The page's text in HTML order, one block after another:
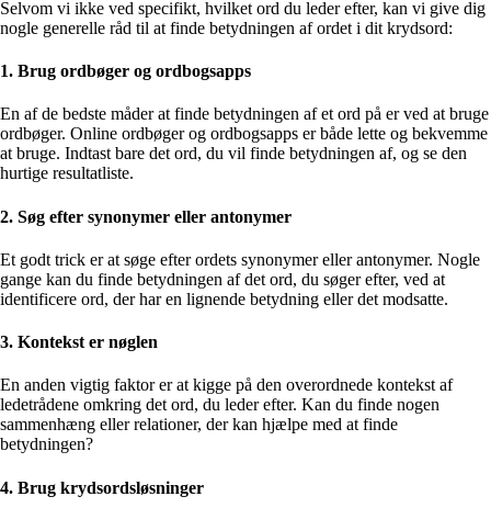
Selvom vi ikke ved specifikt, hvilket ord du leder efter, kan vi give dig
nogle generelle råd til at finde betydningen af ordet i dit krydsord:
1. Brug ordbøger og ordbogsapps
En af de bedste måder at finde betydningen af et ord på er ved at bruge
ordbøger. Online ordbøger og ordbogsapps er både lette og bekvemme
at bruge. Indtast bare det ord, du vil finde betydningen af, og se den
hurtige resultatliste.
2. Søg efter synonymer eller antonymer
Et godt trick er at søge efter ordets synonymer eller antonymer. Nogle
gange kan du finde betydningen af det ord, du søger efter, ved at
identificere ord, der har en lignende betydning eller det modsatte.
3. Kontekst er nøglen
En anden vigtig faktor er at kigge på den overordnede kontekst af
ledetrådene omkring det ord, du leder efter. Kan du finde nogen
sammenhæng eller relationer, der kan hjælpe med at finde
betydningen?
4. Brug krydsordsløsninger